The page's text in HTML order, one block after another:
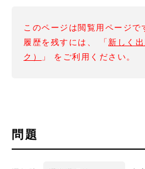
このページは閲覧用ページで
履歴を残すには、 「 新しく
ク）
」 をご利用ください。
問題